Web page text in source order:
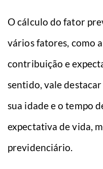
O cálculo do fator
vários fatores, como
contribuição e
sentido, vale
sua idade e o tempo
expectativa de vida,
previdenciário.